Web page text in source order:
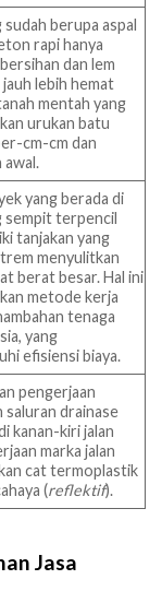
sudah berupa aspal
rapi hanya
dan lem
jauh lebih hemat
mentah yang
urukan batu
cm-cm dan
awal.
yang berada di
sempit terpencil
tanjakan yang
menyulitkan
berat besar. Hal ini
metode kerja
tenaga
yang
efisiensi biaya.
pengerjaan
saluran drainase
kanan-kiri jalan
marka jalan
cat termoplastik
(reflektif).
Jasa